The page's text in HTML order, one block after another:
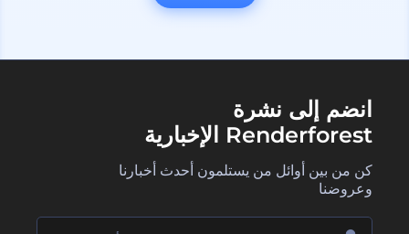
انضم إلى نشرة
Renderforest الإخبارية
كن من بين أوائل من يستلمون أحدث أخبارنا
وعروضنا